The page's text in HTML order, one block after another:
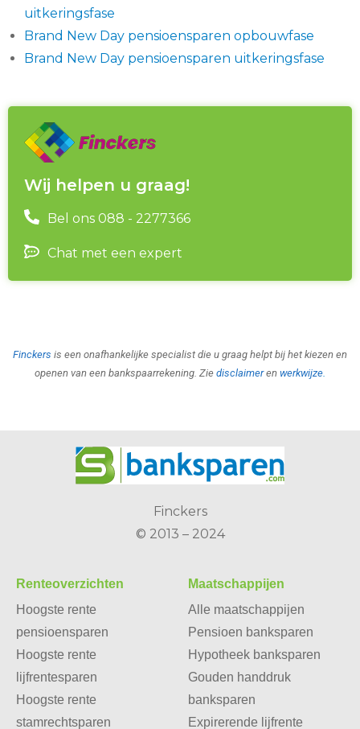
uitkeringsfase
Brand New Day pensioensparen opbouwfase
Brand New Day pensioensparen uitkeringsfase
Wij helpen u graag!
Bel ons 088 - 2277366
Chat met een expert
Finckers is een onafhankelijke specialist die u graag helpt bij het kiezen en
openen van een bankspaarrekening. Zie disclaimeren werkwijze
Finckers
© 2013 – 2024
Renteoverzichten
Hoogste rente
pensioensparen
Hoogste rente
lijfrentesparen
Hoogste rente
stamrechtsparen
Maatschappijen
Alle maatschappijen
Pensioen banksparen
Hypotheek banksparen
Gouden handdruk
banksparen
Expirerende lijfrente